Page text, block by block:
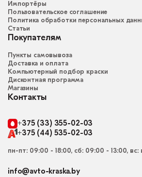
Импортёры
Пользовательское соглашение
Политика обработки персональных
Статьи
Покупателям
Пункты самовывоза
Доставка и оплата
Компьютерный подбор краски
Дисконтная программа
Магазины
Контакты
+375 (33) 355-02-03
+375 (44) 535-02-03
пн-пт: 09:00 - 18:00, сб: 09:00 - 13:00, вс:
info@avto-kraska.by